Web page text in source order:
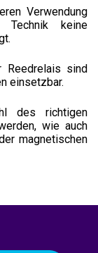
Verwendung
keine
Reedrelais sind
einsetzbar.
des richtigen
wie auch
magnetischen